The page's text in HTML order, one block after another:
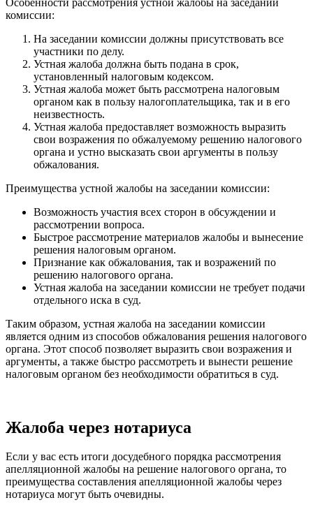
комиссии:
На заседании комиссии должны присутствовать все
участники по делу.
Устная жалоба должна быть подана в срок,
установленный налоговым кодексом.
Устная жалоба может быть рассмотрена налоговым
органом как в пользу налогоплательщика, так и в его
неизвестность.
Устная жалоба предоставляет возможность выразить
свои возражения по обжалуемому решению налогового
органа и устно высказать свои аргументы в пользу
обжалования.
Преимущества устной жалобы на заседании комиссии:
Возможность участия всех сторон в обсуждении и
рассмотрении вопроса.
Быстрое рассмотрение материалов жалобы и вынесение
решения налоговым органом.
Признание как обжалования, так и возражений по
решению налогового органа.
Устная жалоба на заседании комиссии не требует подачи
отдельного иска в суд.
Таким образом, устная жалоба на заседании комиссии
является одним из способов обжалования решения налогового
органа. Этот способ позволяет выразить свои возражения и
аргументы, а также быстро рассмотреть и вынести решение
налоговым органом без необходимости обратиться в суд.
Жалоба через нотариуса
Если у вас есть итоги досудебного порядка рассмотрения
апелляционной жалобы на решение налогового органа, то
преимущества составления апелляционной жалобы через
нотариуса могут быть очевидны.